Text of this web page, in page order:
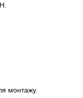
монтажу.